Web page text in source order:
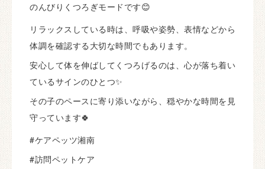
のんびりくつろぎモードです😊
リラックスしている時は、呼吸や姿勢、表情などから
体調を確認する大切な時間でもあります。
安心して体を伸ばしてくつろげるのは、心が落ち着い
ているサインのひとつ✨
その子のペースに寄り添いながら、穏やかな時間を見
守っています🍀
#ケアペッツ湘南
#訪問ペットケア